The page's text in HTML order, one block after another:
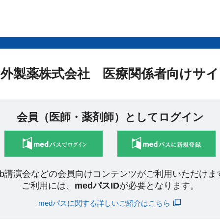
製薬株式会社 医療関係者向けサ
会員（医師・薬剤師）としてログイン
講演会などの会員向けコンテンツがご利用いただけま
ご利用には、 medパスIDが必要となります。
medパスに関する詳しいご紹介はこちら